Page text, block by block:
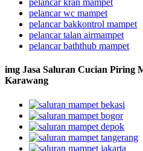
pelancar kran mampet
pelancar wc mampet
pelancar bakkontrol mampet
pelancar talan airmampet
pelancar baththub mampet
img Jasa Saluran Cucian Piring
Karawang